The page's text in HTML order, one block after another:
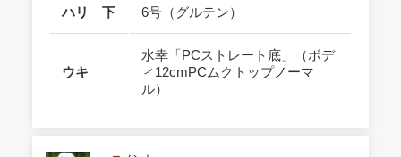
ハリ 下 6号（グルテン）
ウキ
水幸「PCストレート底」（ボデ
ィ12cmPCムクトップノーマ
ル）